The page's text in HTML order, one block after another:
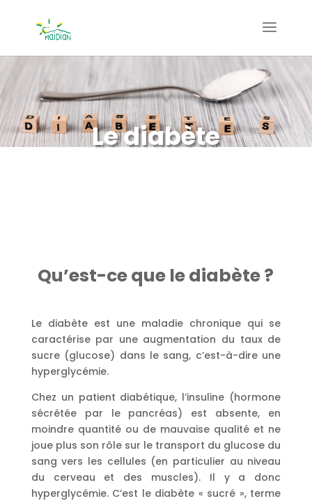
Le diabète
Qu’est-ce que le diabète ?
Le diabète est une maladie chronique qui se
caractérise par une augmentation du taux de
sucre (glucose) dans le sang, c’est-à-dire une
hyperglycémie.
Chez un patient diabétique, l’insuline (hormone
sécrétée par le pancréas) est absente, en
moindre quantité ou de mauvaise qualité et ne
joue plus son rôle sur le transport du glucose du
sang vers les cellules (en particulier au niveau
du cerveau et des muscles). Il y a donc
hyperglycémie. C’est le diabète « sucré », terme